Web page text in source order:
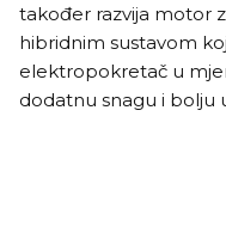
također razvija motor
hibridnim sustavom
elektropokretač u
dodatnu snagu i bolju